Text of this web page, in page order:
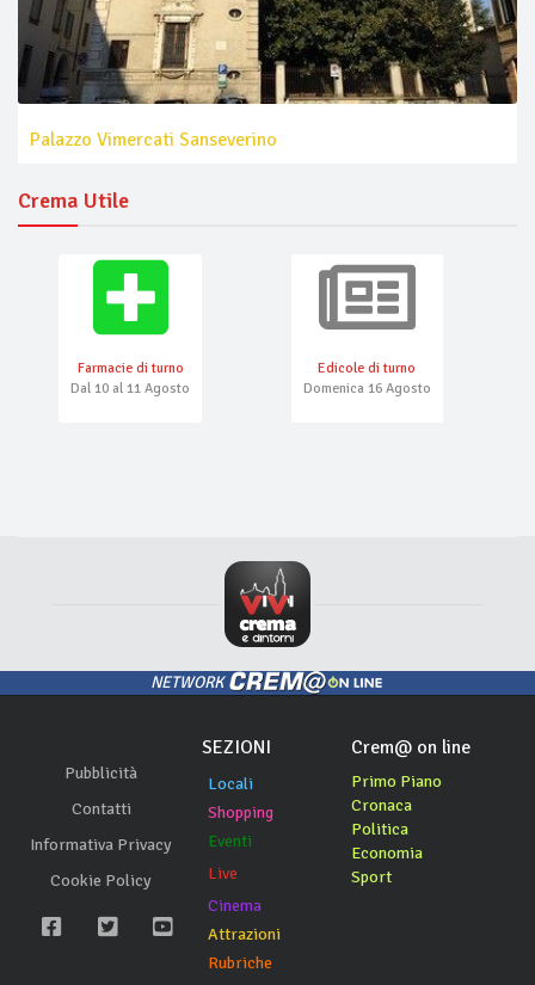
Palazzo Vimercati Sanseverino
Crema Utile
Farmacie di turno
Dal 10 al 11 Agosto
Edicole di turno
Domenica 16 Agosto
NETWORK
Pubblicità
Contatti
Informativa Privacy
Cookie Policy
SEZIONI
Locali
Shopping
Eventi
Live
Cinema
Attrazioni
Rubriche
Crem@ on line
Primo Piano
Cronaca
Politica
Economia
Sport